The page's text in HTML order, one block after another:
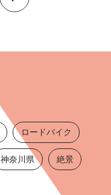
ロードバイク
神奈川県 絶景